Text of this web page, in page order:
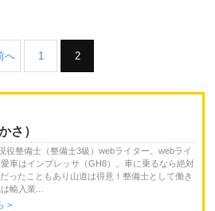
へ 1 2
さ）
役整備士（整備士3級）webライター。webライ
車はインプレッサ（GH8）。車に乗るなら絶対
ったこともあり山道は得意！整備士として働き
輸入業...
>